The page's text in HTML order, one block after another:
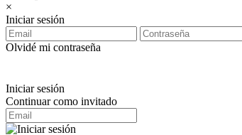
×
Iniciar sesión
Olvidé mi contraseña
Iniciar sesión
Continuar como invitado